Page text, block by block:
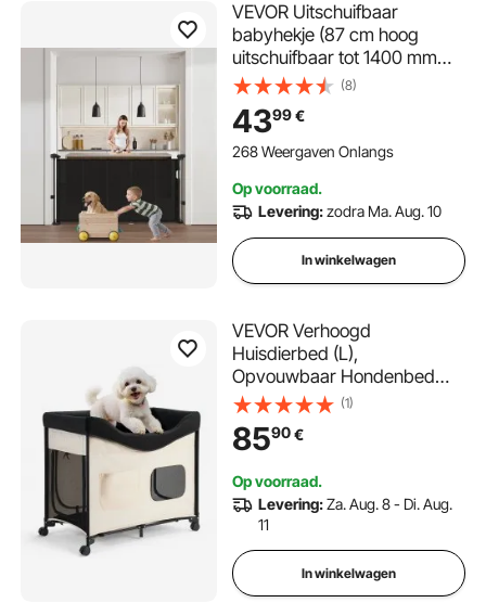
VEVOR Uitschuifbaar
babyhekje (87 cm hoog
uitschuifbaar tot 1400 mm
breed) uitschuifbaar hek voor
kinderen en huisdieren,
gaasmateriaal, traphekje
voor binnentrappen, deuren,
(8)
4399€
268 Weergaven Onlangs
Op voorraad.
Levering:zodra Ma. Aug. 10
In winkelwagen
VEVOR Verhoogd
Huisdierbed (L),
Opvouwbaar Hondenbed
met 600D Oxford-stof en
Nederlands Fluweel,
Draagbaar Verhoogd
Zijvakken en Draagtas, Beige
(1)
8590€
Op voorraad.
Levering:Za. Aug. 8 - Di. Aug.
11
In winkelwagen